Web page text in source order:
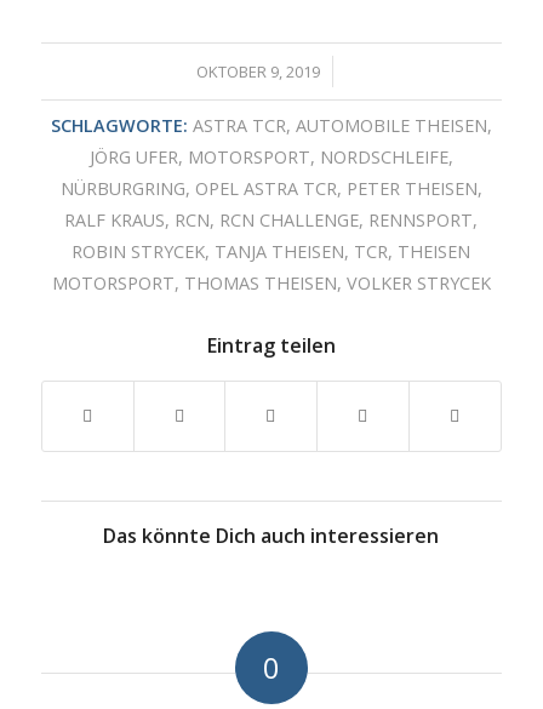
OKTOBER 9, 2019
/
SCHLAGWORTE: ASTRA TCR, AUTOMOBILE THEISEN,
JÖRG UFER, MOTORSPORT, NORDSCHLEIFE,
NÜRBURGRING, OPEL ASTRA TCR, PETER THEISEN,
RALF KRAUS, RCN, RCN CHALLENGE, RENNSPORT,
ROBIN STRYCEK, TANJA THEISEN, TCR, THEISEN
MOTORSPORT, THOMAS THEISEN, VOLKER STRYCEK
Eintrag teilen
Das könnte Dich auch interessieren
0